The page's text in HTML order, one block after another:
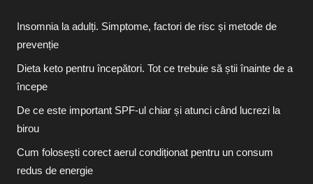
Insomnia la adulți. Simptome, factori de risc și metode de
prevenție
Dieta keto pentru începători. Tot ce trebuie să știi înainte de a
începe
De ce este important SPF-ul chiar și atunci când lucrezi la
birou
Cum folosești corect aerul condiționat pentru un consum
redus de energie